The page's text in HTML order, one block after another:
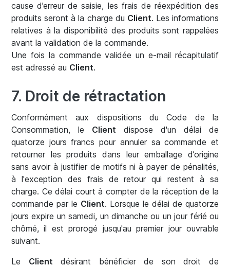
cause d’erreur de saisie, les frais de réexpédition des
produits seront à la charge du Client. Les informations
relatives à la disponibilité des produits sont rappelées
avant la validation de la commande.
Une fois la commande validée un e-mail récapitulatif
est adressé au Client.
7. Droit de rétractation
Conformément aux dispositions du Code de la
Consommation, le Client dispose d'un délai de
quatorze jours francs pour annuler sa commande et
retourner les produits dans leur emballage d’origine
sans avoir à justifier de motifs ni à payer de pénalités,
à l'exception des frais de retour qui restent à sa
charge. Ce délai court à compter de la réception de la
commande par le Client. Lorsque le délai de quatorze
jours expire un samedi, un dimanche ou un jour férié ou
chômé, il est prorogé jusqu'au premier jour ouvrable
suivant.
Le Client désirant bénéficier de son droit de